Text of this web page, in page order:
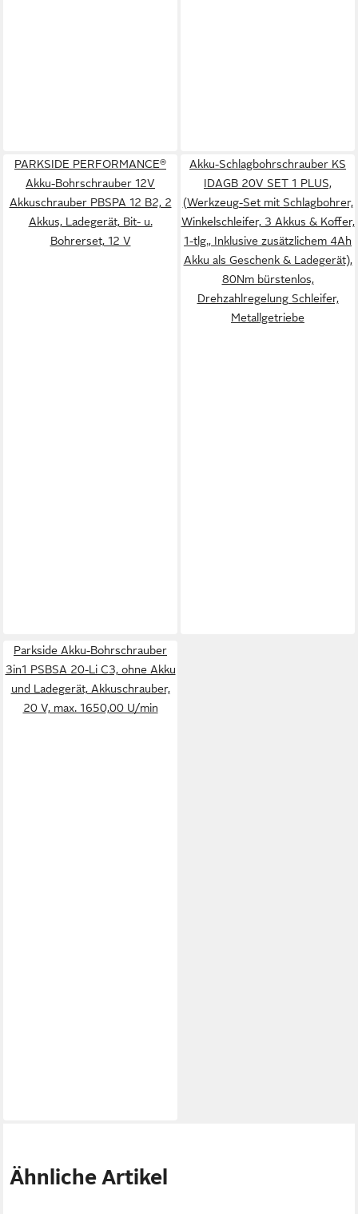
PARKSIDE PERFORMANCE®
Akku-Bohrschrauber 12V
Akkuschrauber PBSPA 12 B2, 2
Akkus, Ladegerät, Bit- u.
Bohrerset, 12 V
Akku-Schlagbohrschrauber KS
IDAGB 20V SET 1 PLUS,
(Werkzeug-Set mit Schlagbohrer,
Winkelschleifer, 3 Akkus & Koffer,
1-tlg., Inklusive zusätzlichem 4Ah
Akku als Geschenk & Ladegerät),
80Nm bürstenlos,
Drehzahlregelung Schleifer,
Metallgetriebe
Parkside Akku-Bohrschrauber
3in1 PSBSA 20-Li C3, ohne Akku
und Ladegerät, Akkuschrauber,
20 V, max. 1650,00 U/min
Ähnliche Artikel